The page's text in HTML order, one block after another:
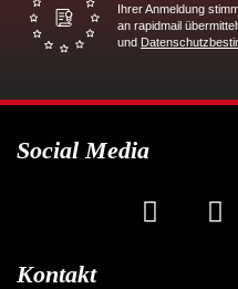
Ihrer Anmeldung
an rapidmail
und
Social Media
Kontakt